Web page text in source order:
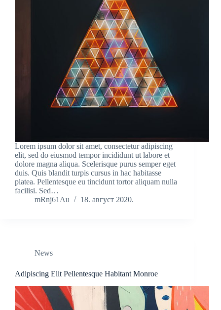
Lorem ipsum dolor sit amet, consectetur adipiscing
elit, sed do eiusmod tempor incididunt ut labore et
dolore magna aliqua. Scelerisque purus semper eget
duis. Quis blandit turpis cursus in hac habitasse
platea. Pellentesque eu tincidunt tortor aliquam nulla
facilisi. Sed…
mRnj61Au
18. август 2020.
News
Adipiscing Elit Pellentesque Habitant Monroe